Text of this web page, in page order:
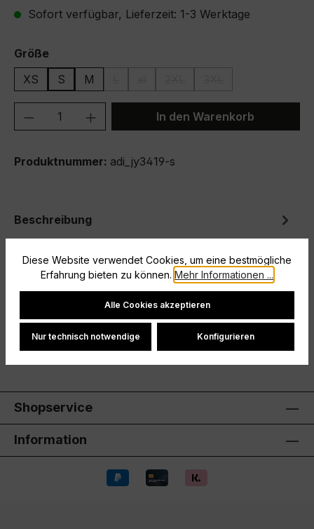
Sofort verfügbar, Lieferzeit: 1-3 Werktage
Größeauswählen
XS
S M
Produkt Anzahl: Gib denIn den Warenkorb
Produktnummer: adi_jy3419-s
Beschreibung
egal ob auf dem Platz oder auf der Tribüne. Dank
atmungsaktivem Single…Mehr
Shopservice
Information
Diese Website verwendet Cookies, um eine bestmögliche
Erfahrung bieten zu können. Mehr Informationen ...
Cookie-Einstellungen
Alle Cookies akzeptieren
Nur technisch notwendige Konfigurieren